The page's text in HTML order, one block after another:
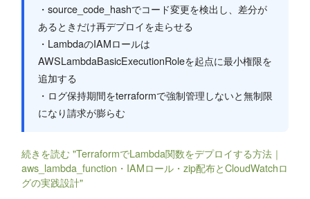
・source_code_hashでコード変更を検出し、差分が
あるときだけ再デプロイを走らせる
・LambdaのIAMロールは
AWSLambdaBasicExecutionRoleを起点に最小権限を
追加する
・ログ保持期間をterraformで強制管理しないと無制限
になり請求が膨らむ
続きを読む "TerraformでLambda関数をデプロイする方法｜
aws_lambda_function・IAMロール・zip配布とCloudWatchロ
グの実践設計"